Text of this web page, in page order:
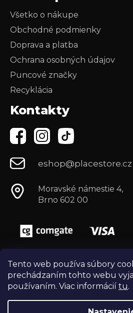
Tento web používa súbory
prechádzaním tohto webu
používaním. Viac informácií tu.
Všetko o nákupe
Obchodné podmienky
Doprava a platba
Ochrana osobných údajov
Puncové značky
Recyklácia
Kontakty
eshop@placestore.cz
Moravské námestie 4,
Brno 602 00